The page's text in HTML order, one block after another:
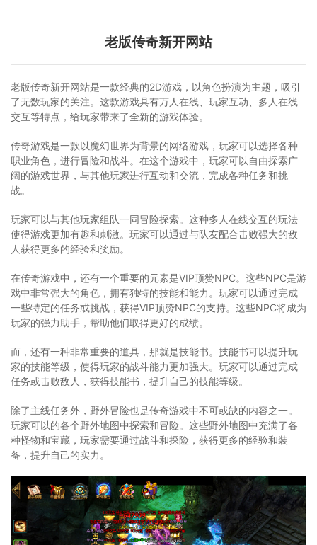
老版传奇新开网站
老版传奇新开网站是一款经典的2D游戏，以角色扮演为主题，吸引
了无数玩家的关注。这款游戏具有万人在线、玩家互动、多人在线
交互等特点，给玩家带来了全新的游戏体验。
传奇游戏是一款以魔幻世界为背景的网络游戏，玩家可以选择各种
职业角色，进行冒险和战斗。在这个游戏中，玩家可以自由探索广
阔的游戏世界，与其他玩家进行互动和交流，完成各种任务和挑
战。
玩家可以与其他玩家组队一同冒险探索。这种多人在线交互的玩法
使得游戏更加有趣和刺激。玩家可以通过与队友配合击败强大的敌
人获得更多的经验和奖励。
在传奇游戏中，还有一个重要的元素是VIP顶赞NPC。这些NPC是游
戏中非常强大的角色，拥有独特的技能和能力。玩家可以通过完成
一些特定的任务或挑战，获得VIP顶赞NPC的支持。这些NPC将成为
玩家的强力助手，帮助他们取得更好的成绩。
而，还有一种非常重要的道具，那就是技能书。技能书可以提升玩
家的技能等级，使得玩家的战斗能力更加强大。玩家可以通过完成
任务或击败敌人，获得技能书，提升自己的技能等级。
除了主线任务外，野外冒险也是传奇游戏中不可或缺的内容之一。
玩家可以的各个野外地图中探索和冒险。这些野外地图中充满了各
种怪物和宝藏，玩家需要通过战斗和探险，获得更多的经验和装
备，提升自己的实力。